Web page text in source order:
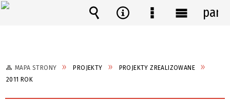
MAPA STRONY PROJEKTY
PROJEKTY ZREALIZOWANE
2011 ROK